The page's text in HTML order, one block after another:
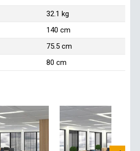
32.1 kg
140 cm
75.5 cm
80 cm